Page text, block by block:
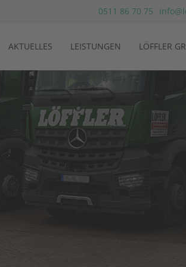
0511 86 70 75
AKTUELLES LEISTUNGEN LÖFFLER